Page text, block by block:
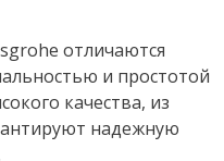
отличаются
и простотой
качества, из
надежную